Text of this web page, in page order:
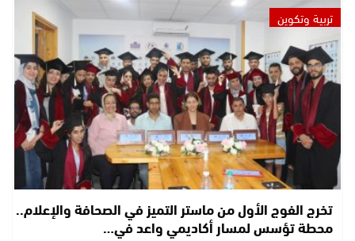
تربية وتكوين
تخرج الفوج الأول من ماستر التميز في الصحافة والإعلام..
محطة تؤسس لمسار أكاديمي واعد في…